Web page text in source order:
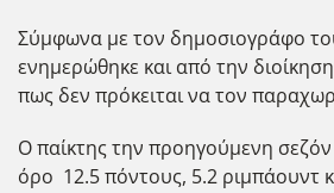
Σύμφωνα με τον δημοσιογράφο
ενημερώθηκε και από την
πως δεν πρόκειται να τον
Ο παίκτης την προηγούμενη
όρο 12.5 πόντους, 5.2 ριμπάουντ